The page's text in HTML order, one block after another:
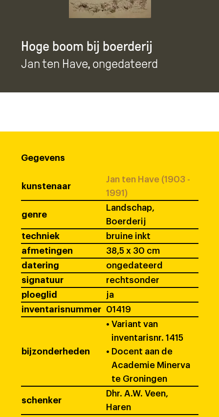
Hoge boom bij boerderij
Jan ten Have, ongedateerd
Gegevens
kunstenaar
Jan ten Have (1903 -
1991)
genre
Landschap,
Boerderij
techniek
bruine inkt
afmetingen
38,5 x 30 cm
datering
ongedateerd
signatuur
rechtsonder
ploeglid
ja
inventarisnummer
01419
bijzonderheden
• Variant van
inventarisnr. 1415
• Docent aan de
Academie Minerva
te Groningen
schenker
Dhr. A.W. Veen,
Haren